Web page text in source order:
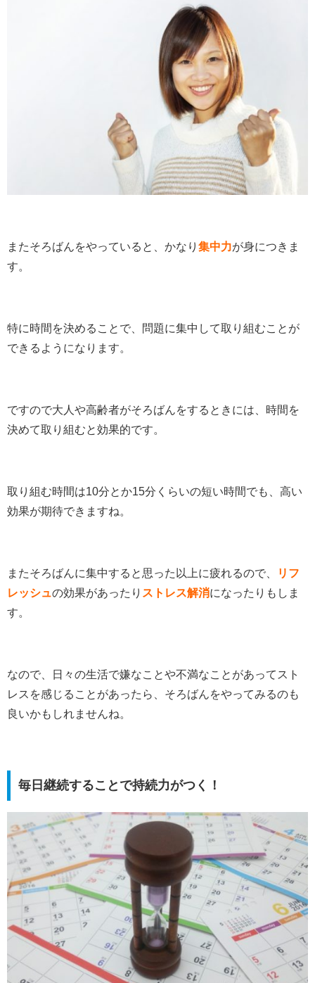
またそろばんをやっていると、かなり 集中力が身につきま
す。
特に時間を決めることで、問題に集中して取り組むことが
できるようになります。
ですので大人や高齢者がそろばんをするときには、時間を
決めて取り組むと効果的です。
取り組む時間は10分とか15分くらいの短い時間でも、高い
効果が期待できますね。
またそろばんに集中すると思った以上に疲れるので、
リフ
レッシュの効果があったり ストレス解消になったりもしま
す。
なので、日々の生活で嫌なことや不満なことがあってスト
レスを感じることがあったら、そろばんをやってみるのも
良いかもしれませんね。
毎日継続することで持続力がつく！